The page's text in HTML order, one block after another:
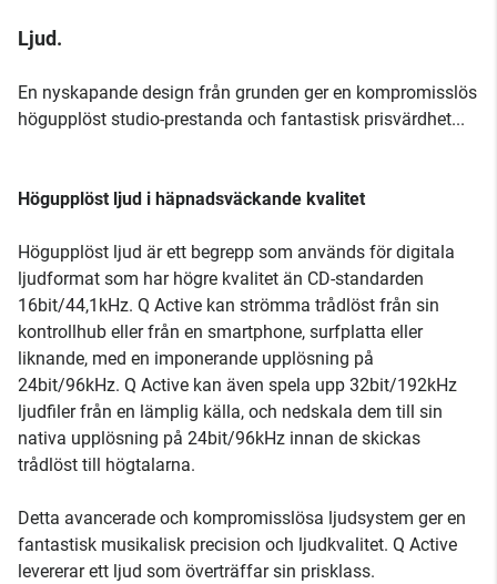
Ljud.
En nyskapande design från grunden ger en kompromisslös
högupplöst studio-prestanda och fantastisk prisvärdhet...
Högupplöst ljud i häpnadsväckande kvalitet
Högupplöst ljud är ett begrepp som används för digitala
ljudformat som har högre kvalitet än CD-standarden
16bit/44,1kHz. Q Active kan strömma trådlöst från sin
kontrollhub eller från en smartphone, surfplatta eller
liknande, med en imponerande upplösning på
24bit/96kHz. Q Active kan även spela upp 32bit/192kHz
ljudfiler från en lämplig källa, och nedskala dem till sin
nativa upplösning på 24bit/96kHz innan de skickas
trådlöst till högtalarna.
Detta avancerade och kompromisslösa ljudsystem ger en
fantastisk musikalisk precision och ljudkvalitet. Q Active
levererar ett ljud som överträffar sin prisklass.